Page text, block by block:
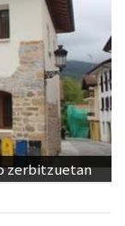
zerbitzuetan